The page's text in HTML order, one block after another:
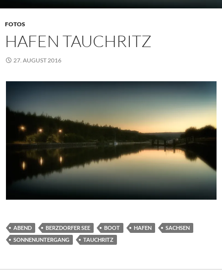
FOTOS
HAFEN TAUCHRITZ
27. AUGUST 2016
ABEND BERZDORFER SEE BOOT HAFEN
SACHSEN
SONNENUNTERGANG
TAUCHRITZ